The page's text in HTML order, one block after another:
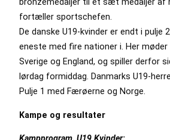
bronzemedaljer til et sæt medaljer af
fortæller sportschefen.
De danske U19-kvinder er endt i pulje
eneste med fire nationer i. Her
Sverige og England, og spiller derfor
lørdag formiddag. Danmarks U19-
Pulje 1 med Færøerne og Norge.
Kampe og resultater